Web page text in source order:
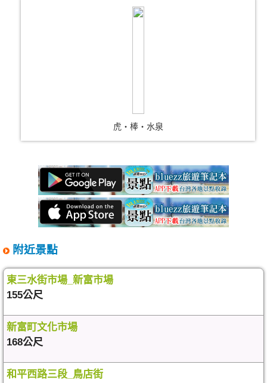
虎‧棒‧水泉
附近景點
東三水街市場_新富市場
155公尺
新富町文化市場
168公尺
和平西路三段_鳥店街